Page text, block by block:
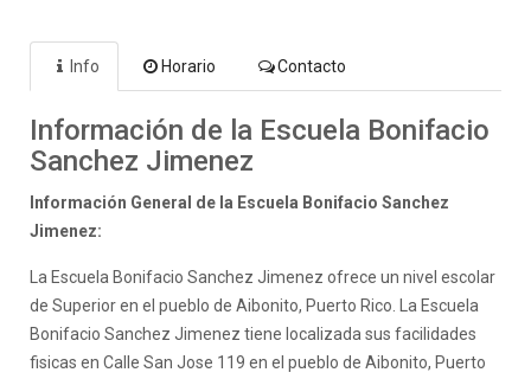
Info Horario Contacto
Información de la Escuela Bonifacio
Sanchez Jimenez
Información General de la Escuela Bonifacio Sanchez
Jimenez:
La Escuela Bonifacio Sanchez Jimenez ofrece un nivel escolar
de Superior en el pueblo de Aibonito, Puerto Rico. La Escuela
Bonifacio Sanchez Jimenez tiene localizada sus facilidades
fisicas en Calle San Jose 119 en el pueblo de Aibonito, Puerto